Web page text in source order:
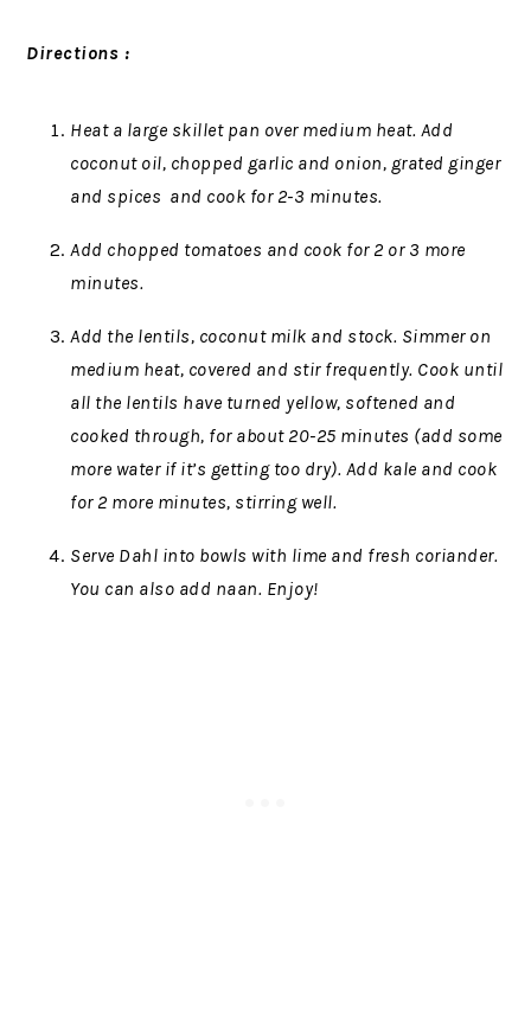
Directions :
Heat a large skillet pan over medium heat. Add
coconut oil, chopped garlic and onion, grated ginger
and spices and cook for 2-3 minutes.
Add chopped tomatoes and cook for 2 or 3 more
minutes.
Add the lentils, coconut milk and stock. Simmer on
medium heat, covered and stir frequently. Cook until
all the lentils have turned yellow, softened and
cooked through, for about 20-25 minutes (add some
more water if it’s getting too dry). Add kale and cook
for 2 more minutes, stirring well.
Serve Dahl into bowls with lime and fresh coriander.
You can also add naan. Enjoy!